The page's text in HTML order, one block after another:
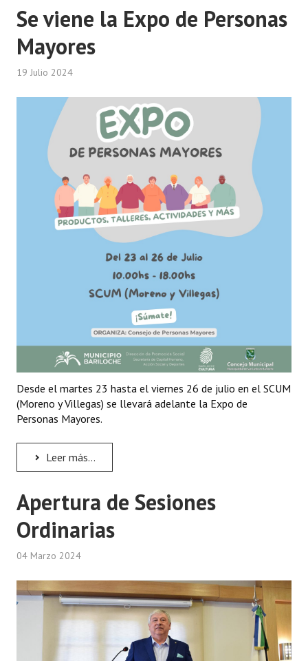
Se viene la Expo de Personas
Mayores
19 Julio 2024
Desde el martes 23 hasta el viernes 26 de julio en el SCUM
(Moreno y Villegas) se llevará adelante la Expo de
Personas Mayores.
Leer más...
Apertura de Sesiones
Ordinarias
04 Marzo 2024